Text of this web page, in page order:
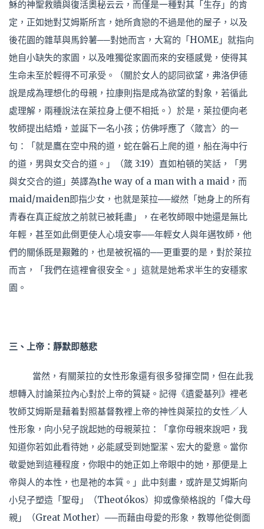
穌的神聖救贖與復活奧秘云云，而僅是一種對其「生存」的肯
定，正如她對艾姆斯所言，她所貪戀的不過是他的屋子，以及
後花園的雜草與馬鈴薯──對她而言，大寫的「HOME」就指向
她自小缺失的家園，以及唯獨從家園而來的安穩感覺，使得其
生命未至於輕得不可承受。（關於女人的認同欲望，弗洛伊德
說是成為理想化的母親，拉康則指是成為欲望的對象，若循此
處理解，兩種說法在萊拉身上便不相抵。）於是，萊拉便向老
牧師提出結婚，並誕下一名小孩；仿佛呼應了〈箴言〉的一
句：「就是鷹在空中飛的道，蛇在磐石上爬的道，船在海中行
的道，男與女交合的道。」（箴 3:19）直如柏頓的笑話，「男
與女交合的道」英譯為the way of a man with a maid，而
maid/maiden即指少女，也就是萊拉──縱然「她身上的所有
青春在真正綻放之前就已被耗盡」，在老牧師眼中她還是無比
年輕，甚至如此倒更使人心境安寧──年輕女人與年邁牧師，他
們的關係既是艱難的，也是被祝福的──更重要的是，對於萊拉
而言，「我們在這裡會很安全。」這就是她希求半生的安穩家
園。
三、上帝：靜默即慈悲
當然，有關萊拉的女性形象還有很多發揮空間，但在此我
想轉入討論萊拉內心對於上帝的質疑。記得《遺愛基列》裡老
牧師艾姆斯是藉着對照基督教裡上帝的神性與萊拉的女性／人
性形象，向小兒子說起她的母親萊拉：「拿你母親來說吧，我
知道你若如此看待她，必能感受到她聖潔、宏大的愛意。當你
敬愛她到這種程度，你眼中的她正如上帝眼中的她，那便是上
帝與人的本性，也是祂的本質。」此中刻畫，或許是艾姆斯向
小兒子塑造「聖母」（Theotókos）抑或像榮格說的「偉大母
親」（Great Mother）──而藉由母愛的形象，教導他從側面